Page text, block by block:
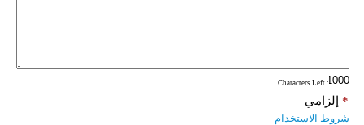
: Characters Left
إلزامي *
شروط الاستخدام